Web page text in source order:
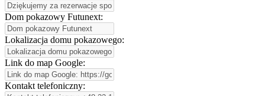
Dom pokazowy Futunext:
Lokalizacja domu pokazowego:
Link do map Google:
Kontakt telefoniczny: